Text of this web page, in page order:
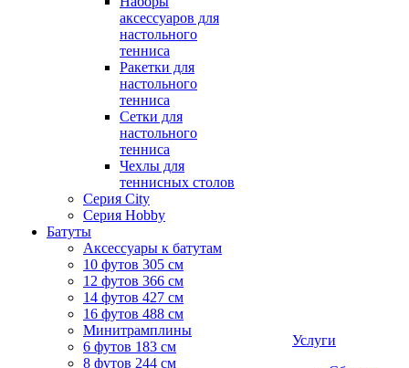
аксессуаров для
настольного
тенниса
Ракетки для
настольного
тенниса
Сетки для
настольного
тенниса
Чехлы для
теннисных столов
Серия City
Серия Hobby
Батуты
Аксессуары к батутам
10 футов 305 см
12 футов 366 см
14 футов 427 см
16 футов 488 см
Минитрамплины
6 футов 183 см
8 футов 244 см
Услуги